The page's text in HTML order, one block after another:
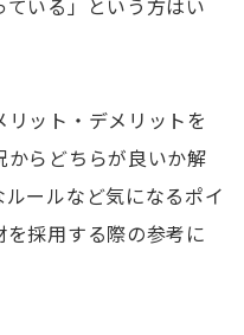
いる」という方はい
リット・デメリットを
からどちらが良いか解
ールなど気になるポイ
を採用する際の参考に